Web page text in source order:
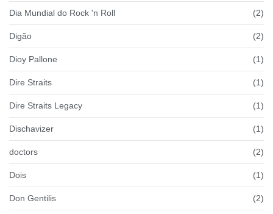
Dia Mundial do Rock 'n Roll (2)
Digão (2)
Dioy Pallone (1)
Dire Straits (1)
Dire Straits Legacy (1)
Dischavizer (1)
doctors (2)
Dois (1)
Don Gentilis (2)